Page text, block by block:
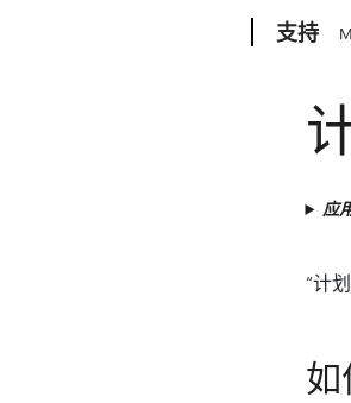
支持
应
“计